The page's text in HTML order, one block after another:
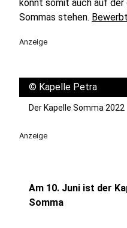
könnt somit auch auf der
Sommas stehen.
Anzeige
© Kapelle Petra
Der Kapelle Somma 2022
Anzeige
Am 10. Juni ist der
Somma